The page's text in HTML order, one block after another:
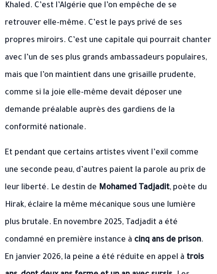
Khaled. C’est l’Algérie que l’on empêche de se
retrouver elle-même. C’est le pays privé de ses
propres miroirs. C’est une capitale qui pourrait chanter
avec l’un de ses plus grands ambassadeurs populaires,
mais que l’on maintient dans une grisaille prudente,
comme si la joie elle-même devait déposer une
demande préalable auprès des gardiens de la
conformité nationale.
Et pendant que certains artistes vivent l’exil comme
une seconde peau, d’autres paient la parole au prix de
leur liberté. Le destin de Mohamed Tadjadit, poète du
Hirak, éclaire la même mécanique sous une lumière
plus brutale. En novembre 2025, Tadjadit a été
condamné en première instance à cinq ans de prison.
En janvier 2026, la peine a été réduite en appel à trois